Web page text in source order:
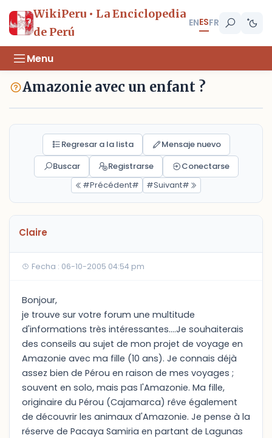
WikiPeru • La Enciclopedia
de Perú
ENESFR
Menu
Amazonie avec un enfant ?
Regresar a la lista
Mensaje nuevo
Buscar
Registrarse
Conectarse
#Précédent#
#Suivant#
Claire
Fecha : 06-10-2005 04:54 pm
Bonjour,
je trouve sur votre forum une multitude
d'informations très intéressantes....Je souhaiterais
des conseils au sujet de mon projet de voyage en
Amazonie avec ma fille (10 ans). Je connais déjà
assez bien de Pérou en raison de mes voyages ;
souvent en solo, mais pas l'Amazonie. Ma fille,
originaire du Pérou (Cajamarca) rêve également
de découvrir les animaux d'Amazonie. Je pense à la
réserve de Pacaya Samiria en partant de Lagunas